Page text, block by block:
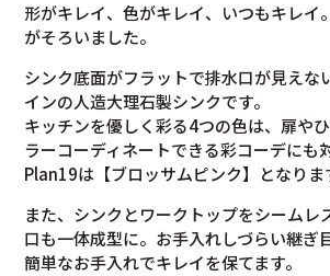
形がキレイ、色がキレイ、いつもキレイ
がそろいました。
シンク底面がフラットで排水口が見えな
インの人造大理石製シンクです。
キッチンを優しく彩る4つの色は、扉や
ラーコーディネートできる彩コーデにも
Plan19は【ブロッサムピンク】となりま
また、シンクとワークトップをシームレ
口も一体成型に。お手入れしづらい継ぎ
簡単なお手入れでキレイを保てます。